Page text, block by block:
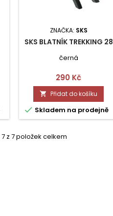
ZNAČKA: SKS
SKS BLATNÍK TREKKING 28
černá
Cena
290 Kč
 Přidat do košíku
 Skladem na prodejně
7 z 7 položek celkem